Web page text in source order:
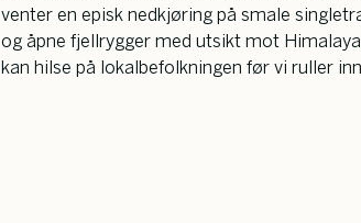
venter en episk nedkjøring på smale
og åpne fjellrygger med utsikt mot
kan hilse på lokalbefolkningen før vi ruller